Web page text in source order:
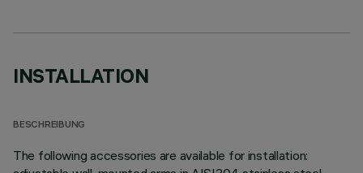
INSTALLATION
BESCHREIBUNG
The following accessories are available for installation: